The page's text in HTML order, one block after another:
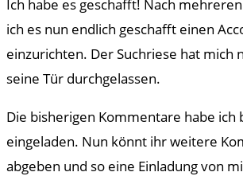
Ich habe es geschafft! Nach
ich es nun endlich geschafft einen
einzurichten. Der Suchriese hat mich
seine Tür durchgelassen.
Die bisherigen Kommentare habe ich
eingeladen. Nun könnt ihr weitere
abgeben und so eine Einladung von